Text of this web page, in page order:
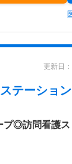
更新日
テーション
プ◎訪問看護ス